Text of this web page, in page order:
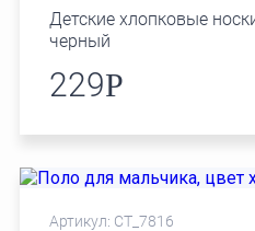
Детские хлопковые
черный
229Р
Артикул: СТ_7816